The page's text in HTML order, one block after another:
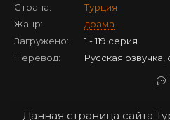
Страна:
Турция
Жанр:
драма
Загружено:
1 - 119 серия
Перевод:
Русская озвучка,
Данная страница сайта